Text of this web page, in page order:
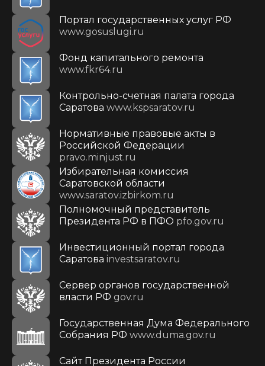
Портал государственных услуг РФ
www.gosuslugi.ru
Фонд капитального ремонта
www.fkr64.ru
Контрольно-счетная палата города
Саратова www.kspsaratov.ru
Нормативные правовые акты в
Российской Федерации
pravo.minjust.ru
Избирательная комиссия
Саратовской области
www.saratov.izbirkom.ru
Полномочный представитель
Президента РФ в ПФО pfo.gov.ru
Инвестиционный портал города
Саратова investsaratov.ru
Сервер органов государственной
власти РФ gov.ru
Государственная Дума Федерального
Собрания РФ www.duma.gov.ru
Cайт Президента России